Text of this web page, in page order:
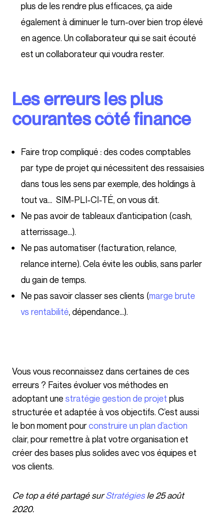
plus de les rendre plus efficaces, ça aide
également à diminuer le turn-over bien trop élevé
en agence. Un collaborateur qui se sait écouté
est un collaborateur qui voudra rester.
Les erreurs les plus
courantes côté finance
Faire trop compliqué : des codes comptables
par type de projet qui nécessitent des ressaisies
dans tous les sens par exemple, des holdings à
tout va… SIM-PLI-CI-TÉ, on vous dit.
Ne pas avoir de tableaux d’anticipation (cash,
atterrissage…).
Ne pas automatiser (facturation, relance,
relance interne). Cela évite les oublis, sans parler
du gain de temps.
Ne pas savoir classer ses clients (marge brute
vs rentabilité, dépendance…).
Vous vous reconnaissez dans certaines de ces
erreurs ? Faites évoluer vos méthodes en
adoptant une stratégie gestion de projet plus
structurée et adaptée à vos objectifs. C’est aussi
le bon moment pourconstruire un plan d’action
clair, pour remettre à plat votre organisation et
créer des bases plus solides avec vos équipes et
vos clients.
Ce top a été partagé surStratégiesle 25 août
2020.